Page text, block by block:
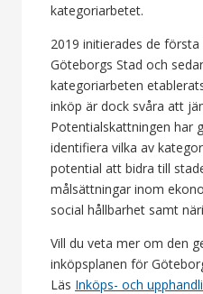
kategoriarbetet.
2019 initierades de
Göteborgs Stad och
kategoriarbeten
inköp är dock svåra att
Potentialskattningen har
identifiera vilka av
potential att bidra till
målsättningar inom
social hållbarhet samt
Vill du veta mer om den
inköpsplanen för
Läs Inköps- och